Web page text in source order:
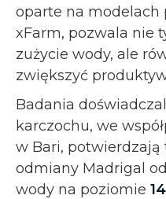
oparte na modelach
xFarm, pozwala nie
zużycie wody, ale
zwiększyć
Badania
karczochu, we
w Bari,
odmiany Madrigal
wody na poziomie